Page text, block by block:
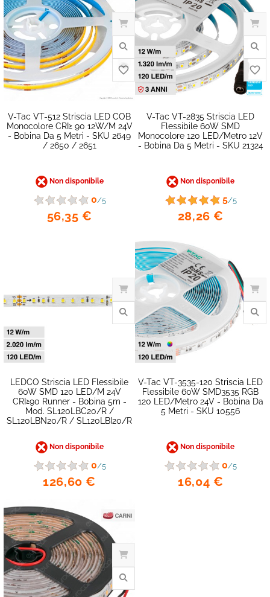
favorite_border
favorite_border
V-Tac VT-512 Striscia LED COB
Monocolore CRI≥ 90 12W/M 24V
- Bobina Da 5 Metri - SKU 2649
/ 2650 / 2651
Non disponibile
0/5
56,35 €
V-Tac VT-2835 Striscia LED
Flessibile 60W SMD
Monocolore 120 LED/metro 12V
- Bobina Da 5 Metri - SKU 21324
Non disponibile
5/5
28,26 €
LEDCO Striscia LED Flessibile
60W SMD 120 LED/m 24V
CRI≥90 Runner - Bobina 5m -
Mod. SL120LBC20/R /
SL120LBN20/R / SL120LBI20/R
Non disponibile
0/5
126,60 €
V-Tac VT-3535-120 Striscia LED
Flessibile 60W SMD3535 RGB
120 LED/metro 24V - Bobina Da
5 Metri - SKU 10556
Non disponibile
0/5
16,04 €